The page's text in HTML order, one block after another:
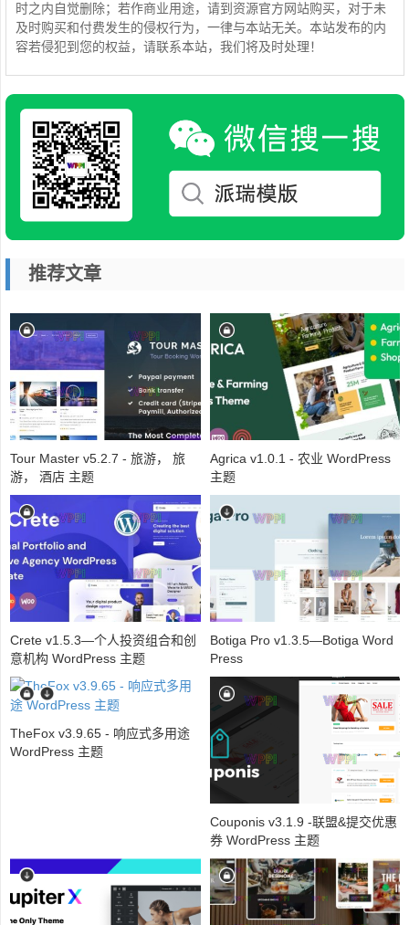
时之内自觉删除；若作商业用途，请到资源官方网站购买，对于未
及时购买和付费发生的侵权行为，一律与本站无关。本站发布的内
容若侵犯到您的权益，请联系本站，我们将及时处理！
推荐文章
Tour Master v5.2.7 - 旅游， 旅
游， 酒店 主题
Agrica v1.0.1 - 农业 WordPress
主题
Crete v1.5.3—个人投资组合和创
意机构 WordPress 主题
Botiga Pro v1.3.5—Botiga Word
Press
TheFox v3.9.65 - 响应式多用途
WordPress 主题
Couponis v3.1.9 -联盟&提交优惠
券 WordPress 主题